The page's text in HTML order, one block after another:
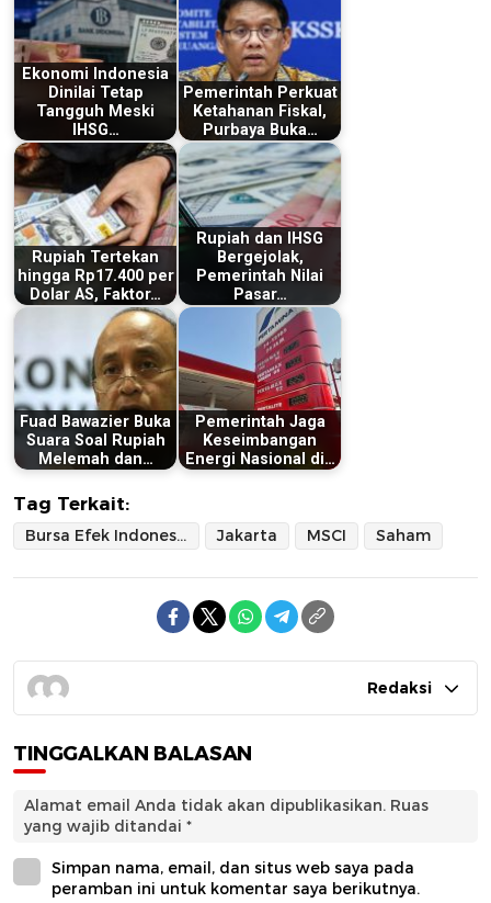
Ekonomi Indonesia
Dinilai Tetap
Tangguh Meski
IHSG…
Pemerintah Perkuat
Ketahanan Fiskal,
Purbaya Buka…
Rupiah Tertekan
hingga Rp17.400 per
Dolar AS, Faktor…
Rupiah dan IHSG
Bergejolak,
Pemerintah Nilai
Pasar…
Fuad Bawazier Buka
Suara Soal Rupiah
Melemah dan…
Pemerintah Jaga
Keseimbangan
Energi Nasional di…
Tag Terkait:
Bursa Efek Indonesia Jakarta MSCI Saham
Redaksi
TINGGALKAN BALASAN
Alamat email Anda tidak akan dipublikasikan. Ruas
yang wajib ditandai *
Simpan nama, email, dan situs web saya pada
peramban ini untuk komentar saya berikutnya.